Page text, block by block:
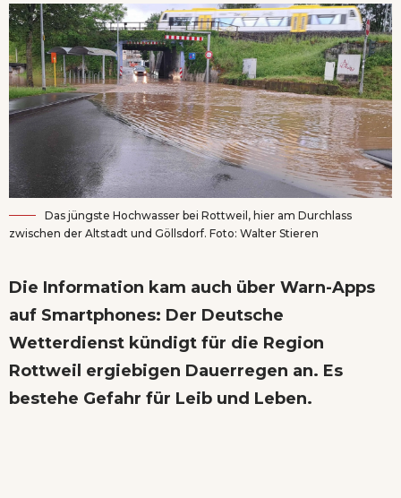
Das jüngste Hochwasser bei Rottweil, hier am Durchlass
zwischen der Altstadt und Göllsdorf. Foto: Walter Stieren
Die Information kam auch über Warn-Apps
auf Smartphones: Der Deutsche
Wetterdienst kündigt für die Region
Rottweil ergiebigen Dauerregen an. Es
bestehe Gefahr für Leib und Leben.